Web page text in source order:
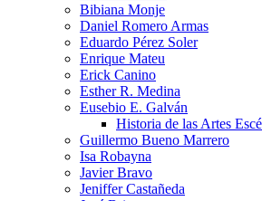
Bibiana Monje
Daniel Romero Armas
Eduardo Pérez Soler
Enrique Mateu
Erick Canino
Esther R. Medina
Eusebio E. Galván
Historia de las Artes
Guillermo Bueno Marrero
Isa Robayna
Javier Bravo
Jeniffer Castañeda